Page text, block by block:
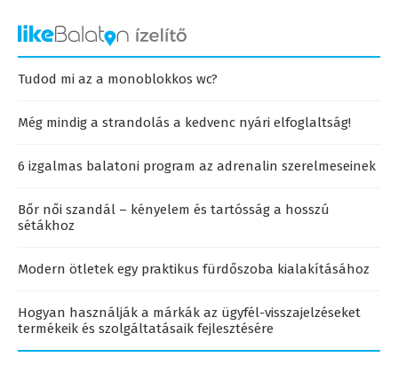
Tudod mi az a monoblokkos wc?
Még mindig a strandolás a kedvenc nyári elfoglaltság!
6 izgalmas balatoni program az adrenalin szerelmeseinek
Bőr női szandál – kényelem és tartósság a hosszú
sétákhoz
Modern ötletek egy praktikus fürdőszoba kialakításához
Hogyan használják a márkák az ügyfél-visszajelzéseket
termékeik és szolgáltatásaik fejlesztésére